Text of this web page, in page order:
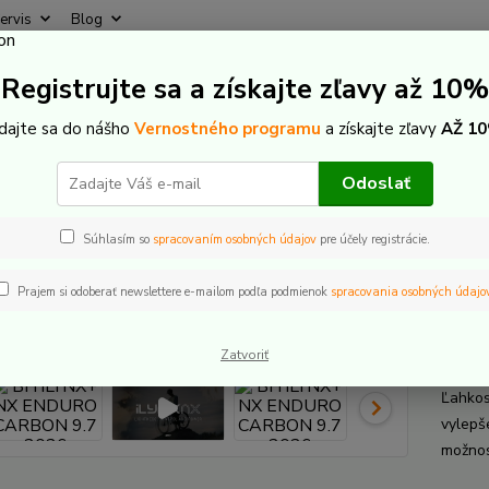
Blog
Hľadať
(Po-
Elektrobicykle Celoodpružené BH iLYNX+ NX
NX ENDURO CARBON
Registrujte sa a získajte zľavy až 10%
sa do nášho Vernostného programu a získajte zľavy AŽ
Odoslať
Súhlasím so spracovaním osobných údajovpre účely registrácie.
Prajem si odoberať newslettere e-mailom podľa podmienok spracovania osobných
Zatvoriť